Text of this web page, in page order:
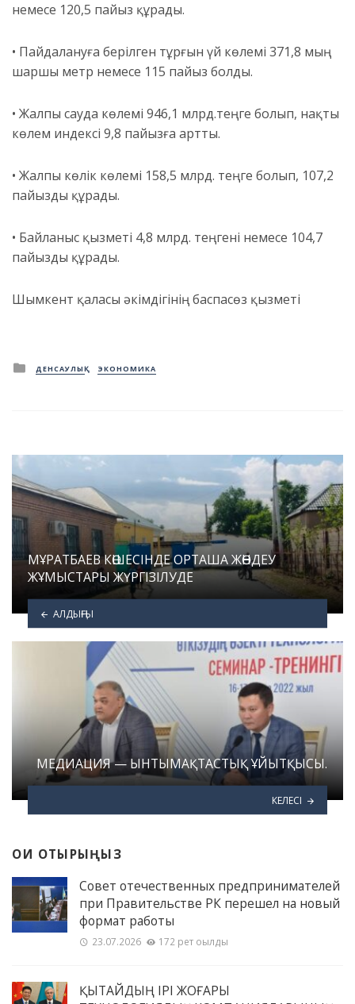
немесе 120,5 пайыз құрады.
• Пайдалануға берілген тұрғын үй көлемі 371,8 мың
шаршы метр немесе 115 пайыз болды.
• Жалпы сауда көлемі 946,1 млрд.теңге болып, нақты
көлем индексі 9,8 пайызға артты.
• Жалпы көлік көлемі 158,5 млрд. теңге болып, 107,2
пайызды құрады.
• Байланыс қызметі 4,8 млрд. теңгені немесе 104,7
пайызды құрады.
Шымкент қаласы әкімдігінің баспасөз қызметі
Posted
in
ДЕНСАУЛЫҚ ЭКОНОМИКА
МҰРАТБАЕВ КӨШЕСІНДЕ ОРТАША ЖӨНДЕУ
ЖҰМЫСТАРЫ ЖҮРГІЗІЛУДЕ
АЛДЫҢҒЫ
МЕДИАЦИЯ — ЫНТЫМАҚТАСТЫҚ ҰЙЫТҚЫСЫ.
КЕЛЕСІ
ОҚИ ОТЫРЫҢЫЗ
Совет отечественных предпринимателей
при Правительстве РК перешел на новый
формат работы
23.07.2026 172 рет оқылды
ҚЫТАЙДЫҢ ІРІ ЖОҒАРЫ